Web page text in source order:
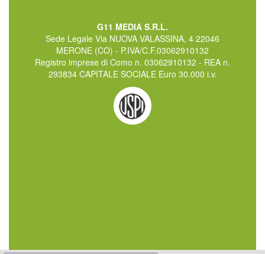
G11 MEDIA S.R.L.
Sede Legale Via NUOVA VALASSINA, 4 22046
MERONE (CO) - P.IVA/C.F.03062910132
Registro imprese di Como n. 03062910132 - REA n.
293834 CAPITALE SOCIALE Euro 30.000 i.v.